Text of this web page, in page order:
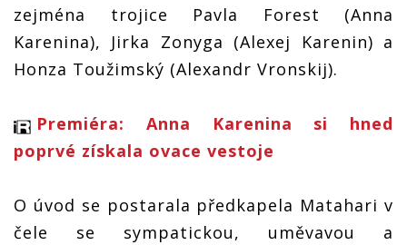
zejména trojice Pavla Forest (Anna
Karenina), Jirka Zonyga (Alexej Karenin) a
Honza Toužimský (Alexandr Vronskij).
Premiéra: Anna Karenina si hned
poprvé získala ovace vestoje
O úvod se postarala předkapela Matahari v
čele se sympatickou, uměvavou a